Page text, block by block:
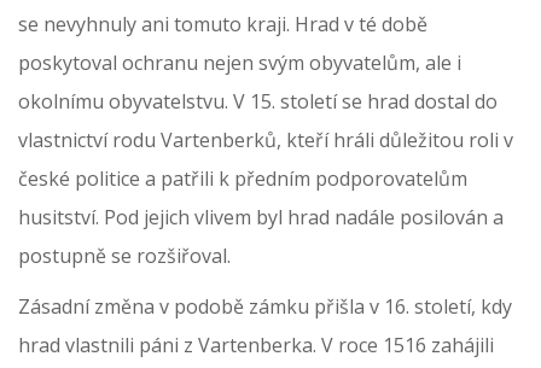
se nevyhnuly ani tomuto kraji. Hrad v té době
poskytoval ochranu nejen svým obyvatelům, ale i
okolnímu obyvatelstvu. V 15. století se hrad dostal do
vlastnictví rodu Vartenberků, kteří hráli důležitou roli v
české politice a patřili k předním podporovatelům
husitství. Pod jejich vlivem byl hrad nadále posilován a
postupně se rozšiřoval.
Zásadní změna v podobě zámku přišla v 16. století, kdy
hrad vlastnili páni z Vartenberka. V roce 1516 zahájili